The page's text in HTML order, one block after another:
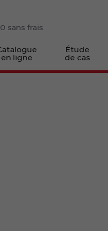
sans frais
en ligne
Étude
de cas